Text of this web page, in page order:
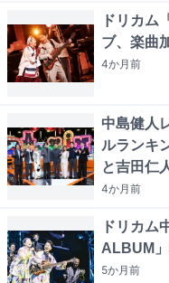
ドリカム
ブ、楽曲
4か月前
中島健人
ルランキ
と吉田仁
4か月前
ドリカ
ALBUM
5か月前